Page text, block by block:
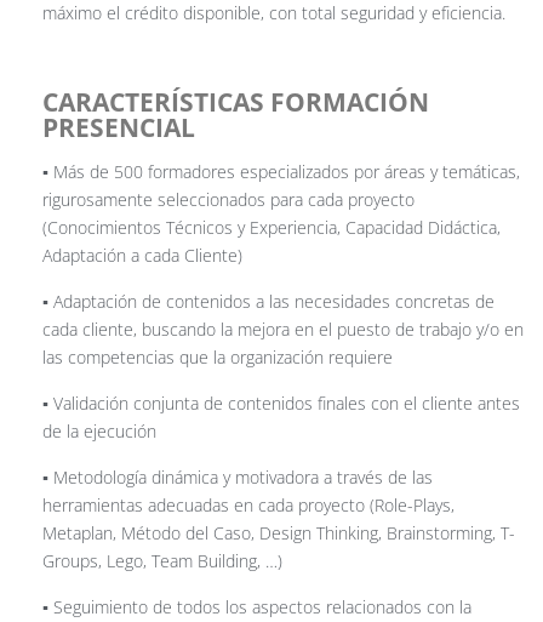
máximo el crédito disponible, con total seguridad y eficiencia.
CARACTERÍSTICAS FORMACIÓN
PRESENCIAL
▪️ Más de 500 formadores especializados por áreas y temáticas,
rigurosamente seleccionados para cada proyecto
(Conocimientos Técnicos y Experiencia, Capacidad Didáctica,
Adaptación a cada Cliente)
▪️ Adaptación de contenidos a las necesidades concretas de
cada cliente, buscando la mejora en el puesto de trabajo y/o en
las competencias que la organización requiere
▪️ Validación conjunta de contenidos finales con el cliente antes
de la ejecución
▪️ Metodología dinámica y motivadora a través de las
herramientas adecuadas en cada proyecto (Role-Plays,
Metaplan, Método del Caso, Design Thinking, Brainstorming, T-
Groups, Lego, Team Building, …)
▪️ Seguimiento de todos los aspectos relacionados con la